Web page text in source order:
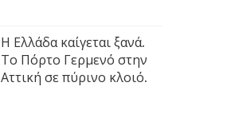
Η Ελλάδα καίγεται ξανά.
Το Πόρτο Γερμενό στην
Αττική σε πύρινο κλοιό.